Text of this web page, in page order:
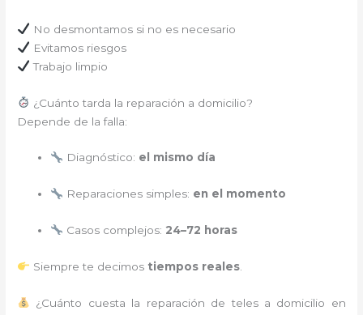
No desmontamos si no es necesario
Evitamos riesgos
Trabajo limpio
¿Cuánto tarda la reparación a domicilio?
Depende de la falla:
Diagnóstico: el mismo día
Reparaciones simples: en el momento
Casos complejos: 24–72 horas
Siempre te decimos tiempos reales.
¿Cuánto cuesta la reparación de teles a domicilio en